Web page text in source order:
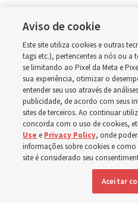
Aviso de cookie
Este site utiliza cookies e outras
tags etc.), pertencentes a nós ou a
se limitando ao Pixel da Meta e
sua experiência, otimizar o
entender seu uso através de
publicidade, de acordo com seus
sites de terceiros. Ao continuar
concorda com o uso de cookies,
Use e Privacy Policy, onde
informações sobre cookies e
site é considerado seu
Aceitar